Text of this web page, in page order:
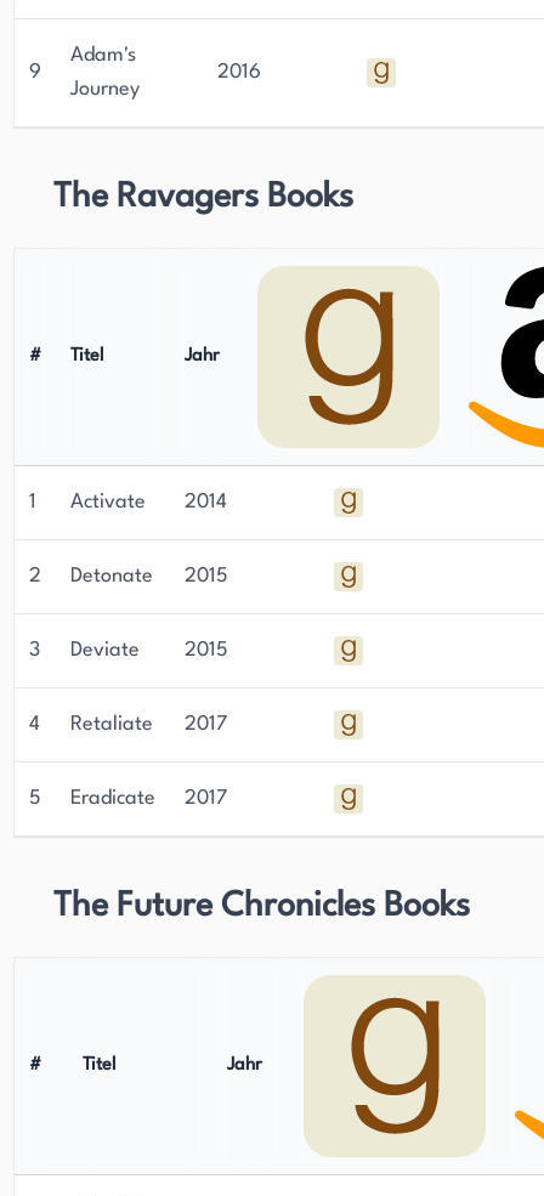
9
Adam's
Journey
2016
The Ravagers Books
# Titel Jahr
1 Activate 2014
2 Detonate 2015
3 Deviate 2015
4 Retaliate 2017
5 Eradicate 2017
The Future Chronicles Books
# Titel Jahr